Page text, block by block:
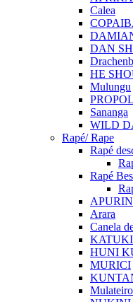
Calea
DAN
HE
Mulungu
Sananga
WILD
Rapé/ Rape
Rapé
Rapé
Arara
Canela
HUNI
MURICI
Mulateiro